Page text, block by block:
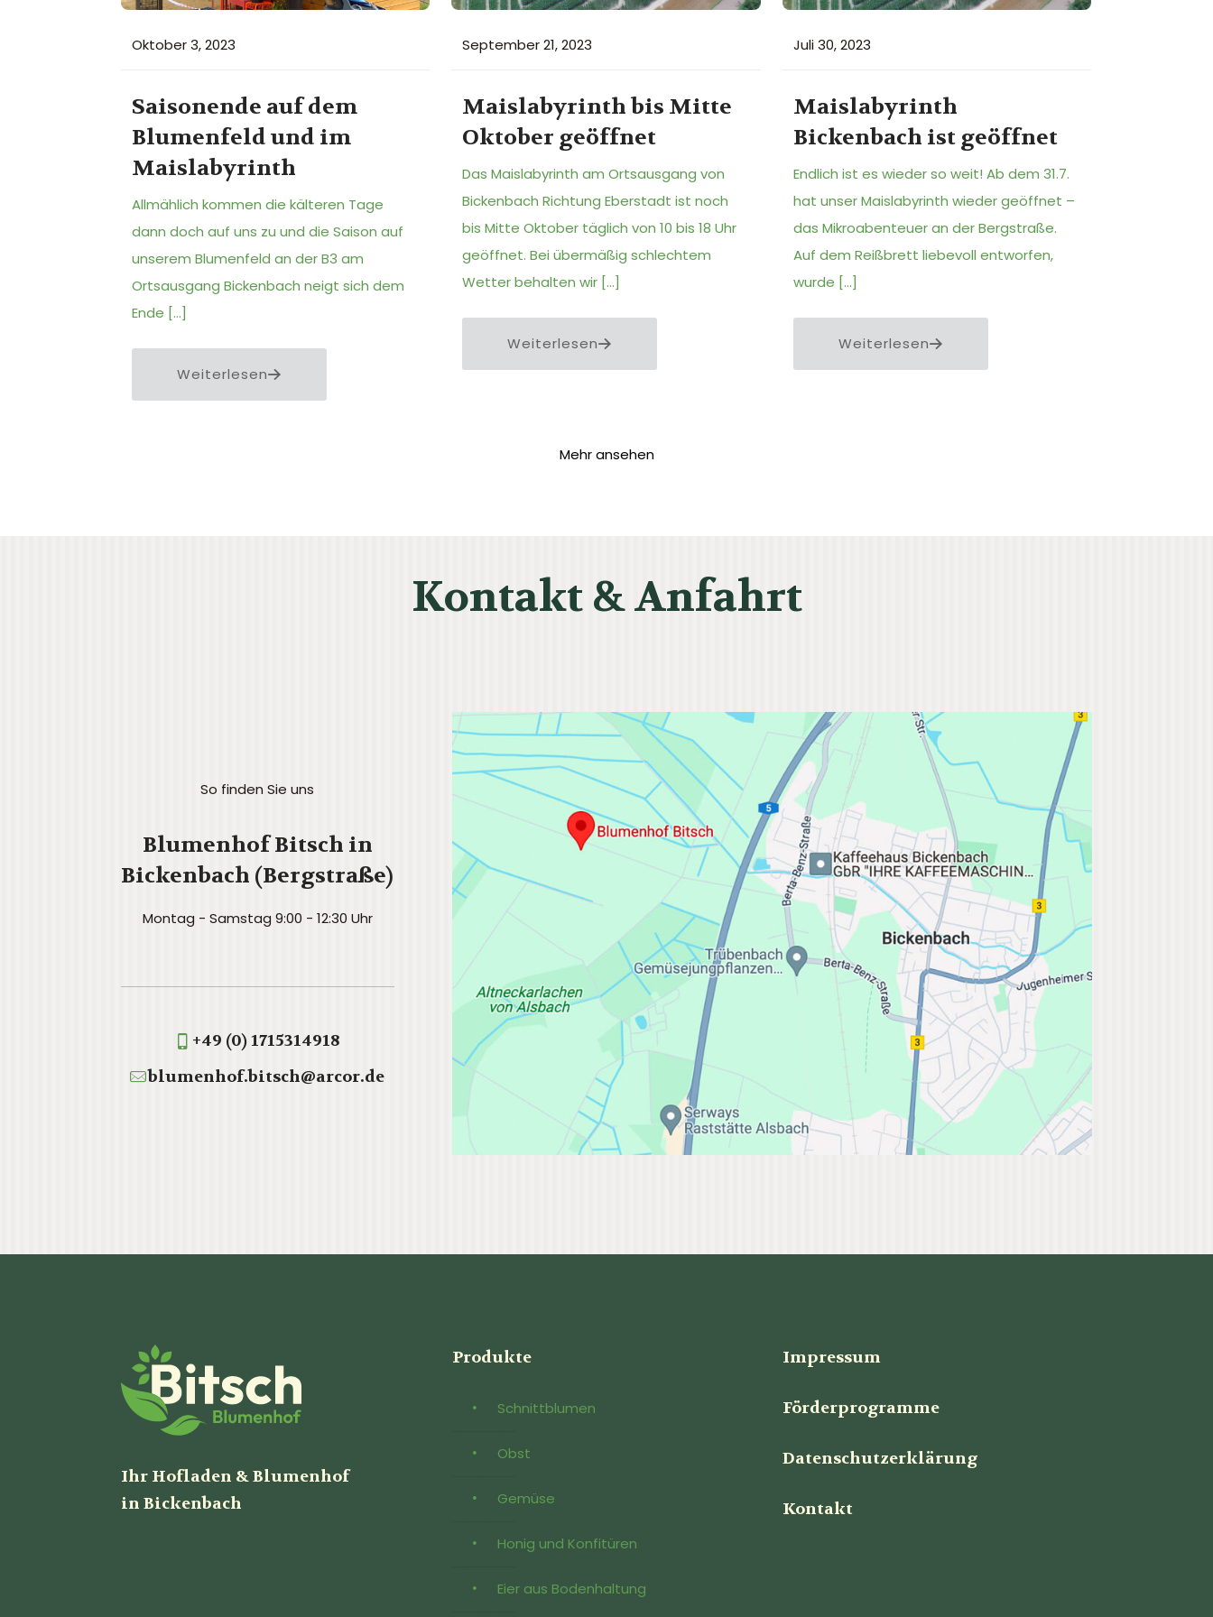
Oktober 3, 2023
Saisonende auf dem
Blumenfeld und im
Maislabyrinth
Allmählich kommen die kälteren Tage
dann doch auf uns zu und die Saison auf
unserem Blumenfeld an der B3 am
Ortsausgang Bickenbach neigt sich dem
Ende […]
Weiterlesen
September 21, 2023
Maislabyrinth bis Mitte
Oktober geöffnet
Das Maislabyrinth am Ortsausgang von
Bickenbach Richtung Eberstadt ist noch
bis Mitte Oktober täglich von 10 bis 18 Uhr
geöffnet. Bei übermäßig schlechtem
Wetter behalten wir […]
Weiterlesen
Juli 30, 2023
Maislabyrinth
Bickenbach ist geöffnet
Endlich ist es wieder so weit! Ab dem 31.7.
hat unser Maislabyrinth wieder geöffnet –
das Mikroabenteuer an der Bergstraße.
Auf dem Reißbrett liebevoll entworfen,
wurde […]
Weiterlesen
Mehr ansehen
Kontakt & Anfahrt
So finden Sie uns
Blumenhof Bitsch in
Bickenbach (Bergstraße)
Montag - Samstag 9:00 - 12:30 Uhr
+49 (0) 1715314918
blumenhof.bitsch@arcor.de
Ihr Hofladen & Blumenhof
in Bickenbach
Produkte
Schnittblumen
Obst
Gemüse
Honig und Konfitüren
Eier aus Bodenhaltung
Impressum
Förderprogramme
Datenschutzerklärung
Kontakt